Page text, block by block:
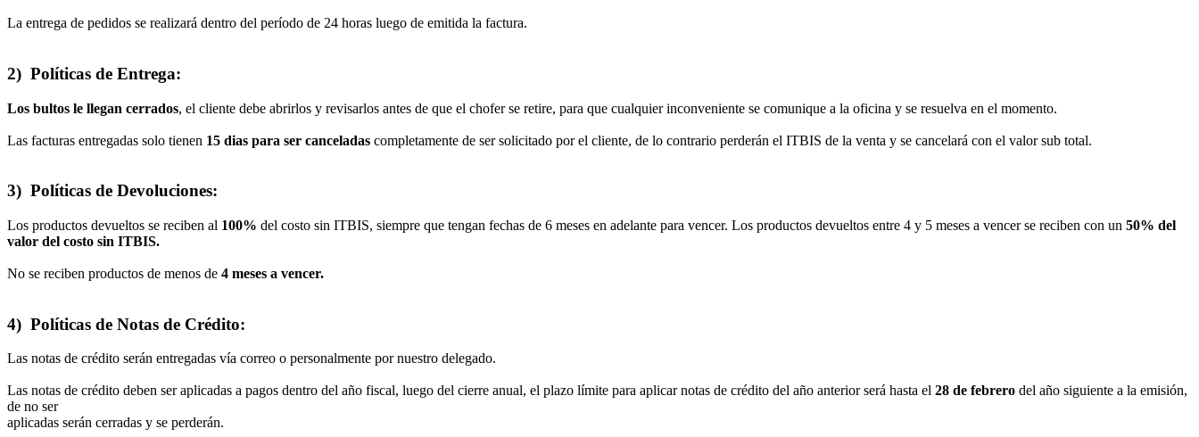
La entrega de pedidos se realizará dentro del período de 24 horas luego de emitida la factura.
2) Políticas de Entrega:
Los bultos le llegan cerrados, el cliente debe abrirlos y revisarlos antes de que el chofer se retire, para que cualquier inconveniente se comunique a la oficina y se resuelva en el momento.
Las facturas entregadas solo tienen 15 dias para ser canceladas completamente de ser solicitado por el cliente, de lo contrario perderán el ITBIS de la venta y se cancelará con el valor sub total.
3) Políticas de Devoluciones:
Los productos devueltos se reciben al 100% del costo sin ITBIS, siempre que tengan fechas de 6 meses en adelante para vencer. Los productos devueltos entre 4 y 5 meses a vencer se reciben con un 50% del
valor del costo sin ITBIS.
No se reciben productos de menos de 4 meses a vencer.
4) Políticas de Notas de Crédito:
Las notas de crédito serán entregadas vía correo o personalmente por nuestro delegado.
Las notas de crédito deben ser aplicadas a pagos dentro del año fiscal, luego del cierre anual, el plazo límite para aplicar notas de crédito del año anterior será hasta el 28 de febrero del año siguiente a la emisión,
de no ser
aplicadas serán cerradas y se perderán.